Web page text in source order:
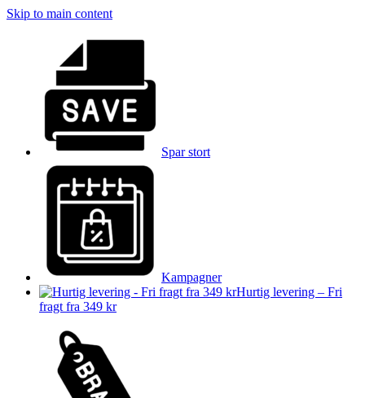
Skip to main content
Spar stort
Kampagner
Hurtig levering – Fri
fragt fra 349 kr